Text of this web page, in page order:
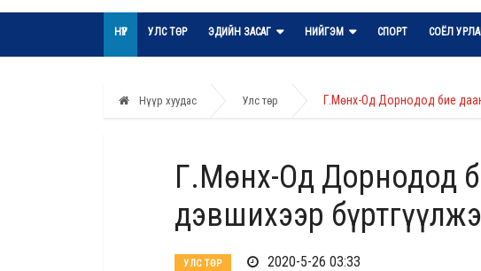
НҮҮР УЛС ТӨР ЭДИЙН ЗАСАГ НИЙГЭМ СПОРТ СОЁЛ
Нүүр хуудас Улс төр Г.Мөнх-Од Дорнодод бие
Г.Мөнх-Од Дорнодод
дэвшихээр
УЛС ТӨР 2020-5-26 03:33